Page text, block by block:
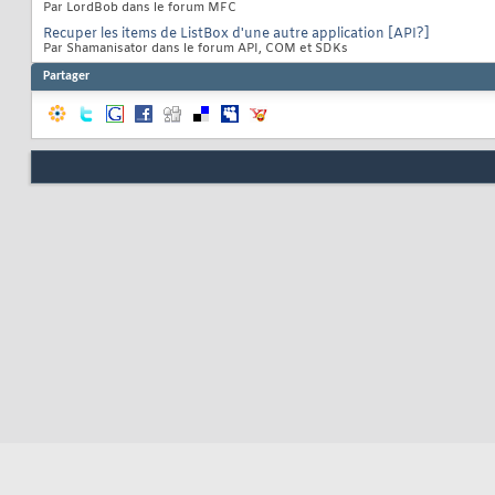
Par LordBob dans le forum MFC
Recuper les items de ListBox d'une autre application [API?]
Par Shamanisator dans le forum API, COM et SDKs
Partager